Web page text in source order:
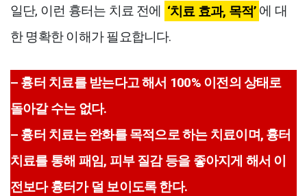
일단, 이런 흉터는 치료 전에 ‘치료 효과, 목적’ 에 대
한 명확한 이해가 필요합니다.
– 흉터 치료를 받는다고 해서 100% 이전의 상태로
돌아갈 수는 없다.
– 흉터 치료는 완화를 목적으로 하는 치료이며, 흉터
치료를 통해 패임, 피부 질감 등을 좋아지게 해서 이
전보다 흉터가 덜 보이도록 한다.